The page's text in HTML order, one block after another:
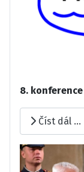
8.
Číst dál …